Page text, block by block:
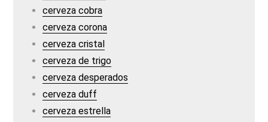
cerveza cobra
cerveza corona
cerveza cristal
cerveza de trigo
cerveza desperados
cerveza duff
cerveza estrella